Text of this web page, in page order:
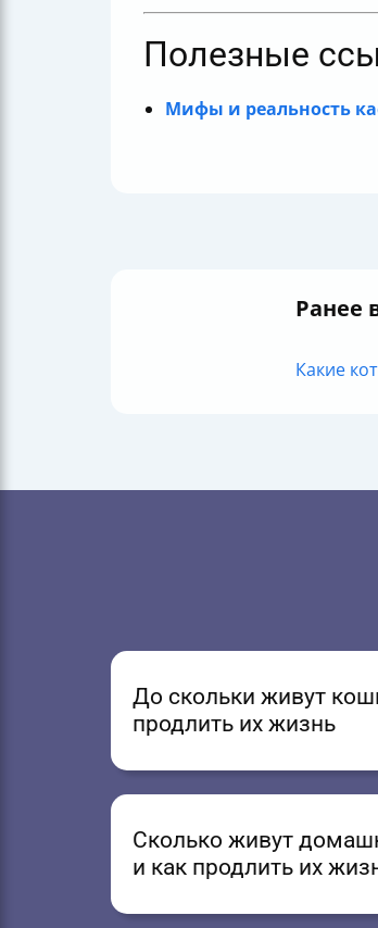
Полезные
Мифы и реальность
Ранее
Какие
До скольки живут
продлить их жизнь
Сколько живут
и как продлить их